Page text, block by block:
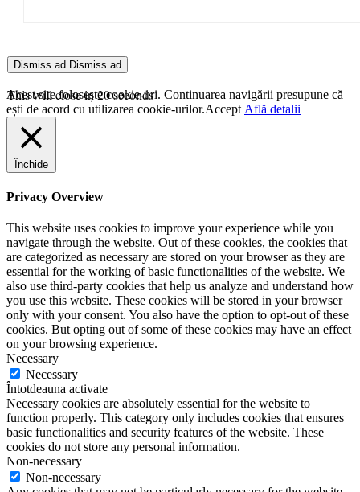
Dismiss ad Dismiss ad
This will close in20seconds
Acest site folosește cookie-uri. Continuarea navigării presupune că
ești de acord cu utilizarea cookie-urilor.Accept Află detalii
Închide
Privacy Overview
This website uses cookies to improve your experience while you
navigate through the website. Out of these cookies, the cookies that
are categorized as necessary are stored on your browser as they are
essential for the working of basic functionalities of the website. We
also use third-party cookies that help us analyze and understand how
you use this website. These cookies will be stored in your browser
only with your consent. You also have the option to opt-out of these
cookies. But opting out of some of these cookies may have an effect
on your browsing experience.
Necessary
Necessary
Întotdeauna activate
Necessary cookies are absolutely essential for the website to
function properly. This category only includes cookies that ensures
basic functionalities and security features of the website. These
cookies do not store any personal information.
Non-necessary
Non-necessary